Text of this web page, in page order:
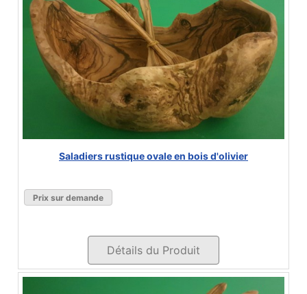
Saladiers rustique ovale en bois d'olivier
Prix sur demande
Détails du Produit